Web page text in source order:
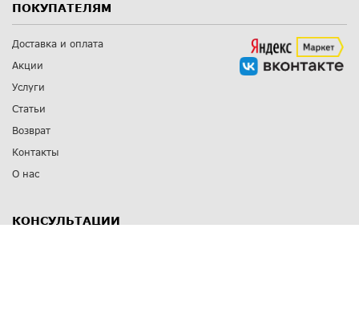
ПОКУПАТЕЛЯМ
Доставка и оплата
Акции
Услуги
Статьи
Возврат
Контакты
О нас
КОНСУЛЬТАЦИИ